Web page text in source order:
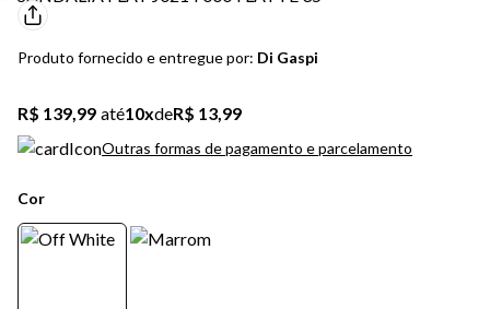
Produto fornecido e entregue por: Di Gaspi
R$ 139,99 até10xdeR$ 13,99
Outras formas de pagamento e parcelamento
Cor
4º tênis masculino
5 º bota
6º sandalia
8º jeans